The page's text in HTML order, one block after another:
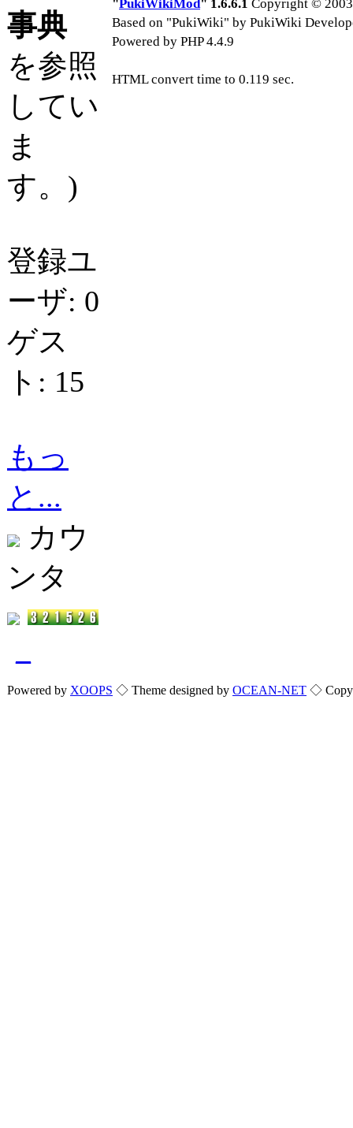
事典
を参照
してい
ま
す。)
登録ユ
ーザ: 0
ゲス
ト: 15
もっ
と...
カウ
ンタ
"PukiWikiMod" 1.6.6.1 Copyright ©
Based on "PukiWiki" by PukiWiki
Powered by PHP 4.4.9
HTML convert time to 0.119 sec.
Powered by XOOPS ◇ Theme designed by OCEAN-NET ◇